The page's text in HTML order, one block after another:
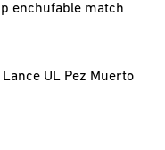
enchufable match
Lance UL Pez Muerto